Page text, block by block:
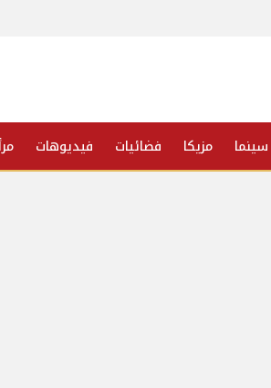
سينما مزيكا فضائيات فيديوهات